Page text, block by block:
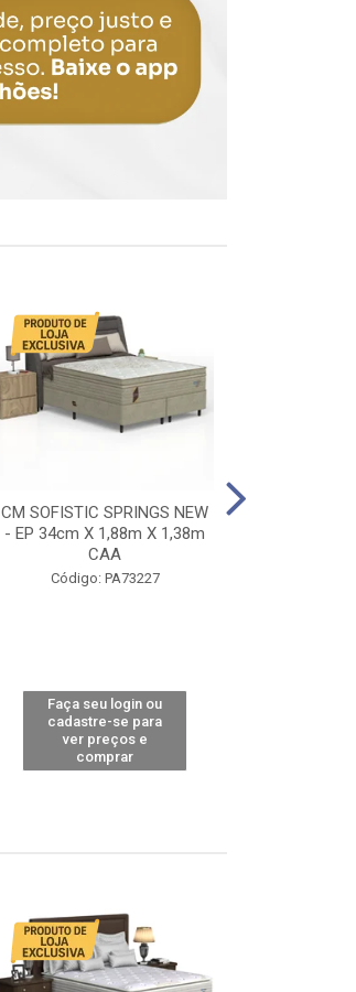
CM SOFISTIC SPRINGS NEW
- EP 34cm X 1,88m X 1,38m
CAA
Código: PA73227
Faça seu login ou
cadastre-se para
ver preços e
comprar